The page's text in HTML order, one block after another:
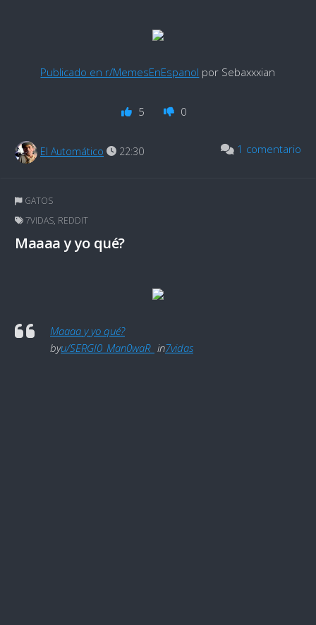
Publicado en r/MemesEnEspanol por Sebaxxxian
5 0
El Automático 22:30 1 comentario
GATOS
7VIDAS, REDDIT
Maaaa y yo qué?
Maaaa y yo qué?
byu/SERGI0_Man0waR_ in7vidas